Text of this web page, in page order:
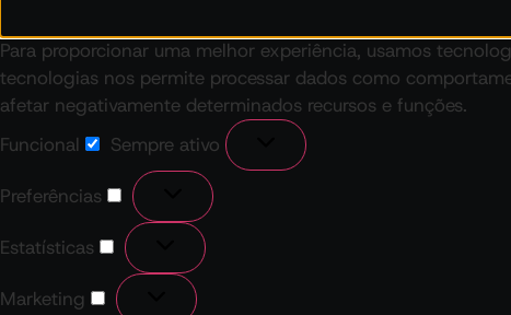
Para proporcionar uma melhor experiência, usamos
tecnologias nos permite processar dados como
afetar negativamente determinados recursos e funções.
Funcional
Sempre ativo
Preferências
Estatísticas
Marketing